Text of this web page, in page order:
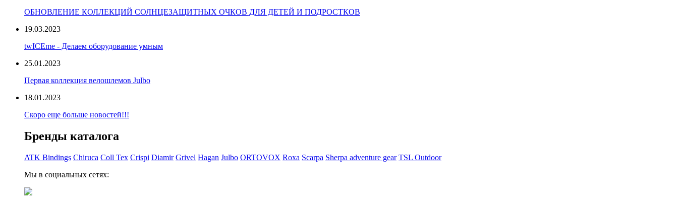
ОБНОВЛЕНИЕ КОЛЛЕКЦИЙ СОЛНЦЕЗАЩИТНЫХ ОЧКОВ ДЛЯ ДЕТЕЙ И ПОДРОСТКОВ
19.03.2023
twICEme - Делаем оборудование умным
25.01.2023
Первая коллекция велошлемов Julbo
18.01.2023
Скоро еще больше новостей!!!
Бренды каталога
ATK Bindings Chiruca Coll Tex Crispi Diamir Grivel Hagan Julbo ORTOVOX Roxa Scarpa Sherpa adventure gear TSL Outdoor
Мы в социальных сетях: